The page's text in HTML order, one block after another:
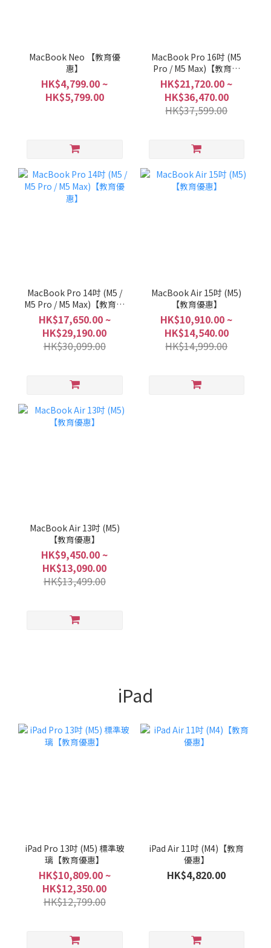
MacBook Neo 【教育優
惠】
HK$4,799.00 ~
HK$5,799.00
MacBook Pro 16吋 (M5
Pro / M5 Max)【教育優
惠】
HK$21,720.00 ~
HK$36,470.00
HK$37,599.00
MacBook Pro 14吋 (M5 /
M5 Pro / M5 Max)【教育優
惠】
HK$17,650.00 ~
HK$29,190.00
HK$30,099.00
MacBook Air 15吋 (M5)
【教育優惠】
HK$10,910.00 ~
HK$14,540.00
HK$14,999.00
MacBook Air 13吋 (M5)
【教育優惠】
HK$9,450.00 ~
HK$13,090.00
HK$13,499.00
iPad
iPad Pro 13吋 (M5) 標準玻
璃【教育優惠】
HK$10,809.00 ~
HK$12,350.00
HK$12,799.00
iPad Air 11吋 (M4)【教育
優惠】
HK$4,820.00